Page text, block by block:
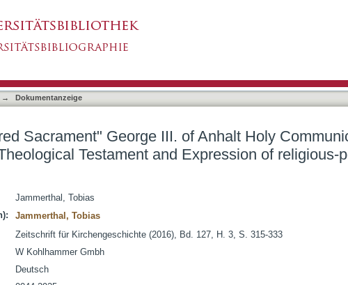
Anhalt Holy Communication Preaching:
Hegemony
→ Dokumentanzeige
Sacrament" George III. of Anhalt Holy
Testament and Expression of religious-
Jammerthal, Tobias
Jammerthal, Tobias
Zeitschrift für Kirchengeschichte (2016), Bd. 127, H. 3, S. 315-333
W Kohlhammer Gmbh
Deutsch